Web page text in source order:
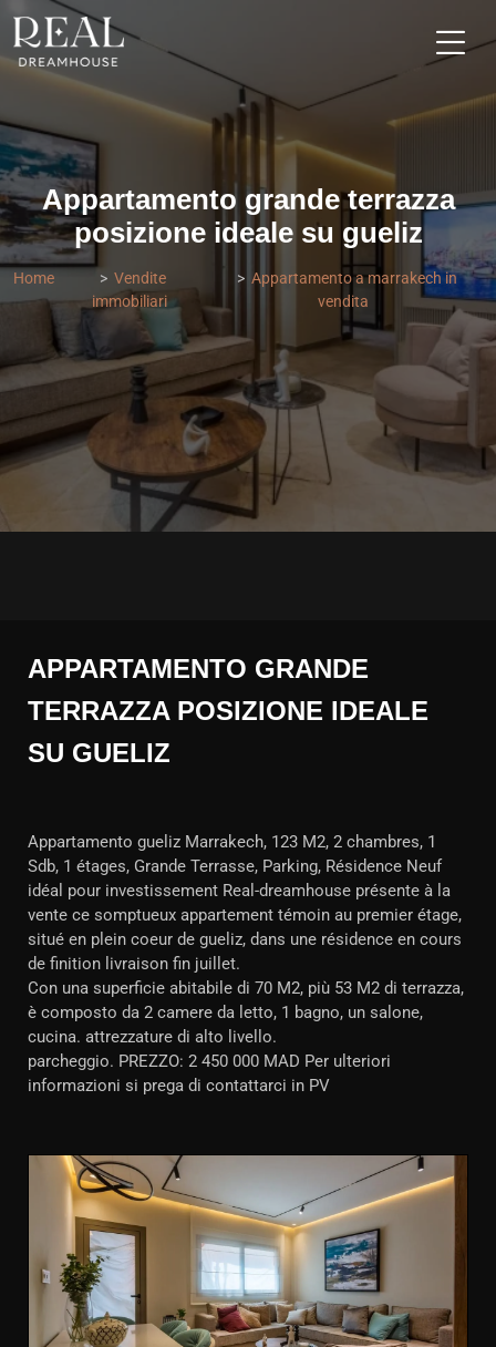
Appartamento grande terrazza
posizione ideale su gueliz
Home
Vendite
immobiliari
Appartamento a marrakech in
vendita
APPARTAMENTO GRANDE
TERRAZZA POSIZIONE IDEALE
SU GUELIZ
Appartamento gueliz Marrakech, 123 M2, 2 chambres, 1
Sdb, 1 étages, Grande Terrasse, Parking, Résidence Neuf
idéal pour investissement Real-dreamhouse présente à la
vente ce somptueux appartement témoin au premier étage,
situé en plein coeur de gueliz, dans une résidence en cours
de finition livraison fin juillet.
Con una superficie abitabile di 70 M2, più 53 M2 di terrazza,
è composto da 2 camere da letto, 1 bagno, un salone,
cucina. attrezzature di alto livello.
parcheggio. PREZZO: 2 450 000 MAD Per ulteriori
informazioni si prega di contattarci in PV